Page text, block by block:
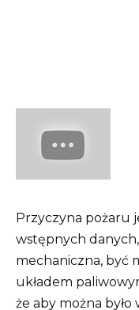
Przyczyna pożaru
wstępnych
mechaniczna, być
układem
że aby można